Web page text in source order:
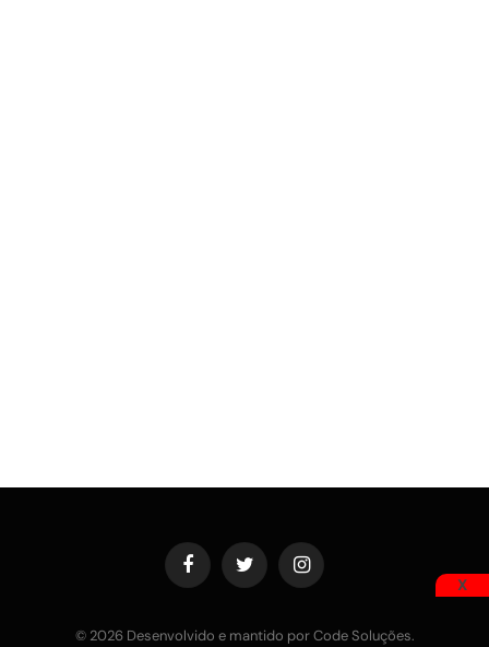
FacebookTwitter Instagram
© 2026 Desenvolvido e mantido por Code Soluções.
X